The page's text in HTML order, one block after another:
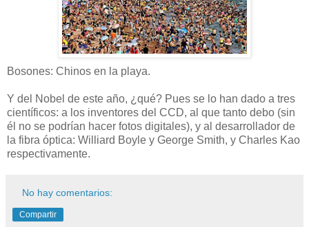
Bosones: Chinos en la playa.
Y del Nobel de este año, ¿qué? Pues se lo han dado a tres
científicos: a los inventores del CCD, al que tanto debo (sin
él no se podrían hacer fotos digitales), y al desarrollador de
la fibra óptica: Williard Boyle y George Smith, y Charles Kao
respectivamente.
No hay comentarios:
Compartir